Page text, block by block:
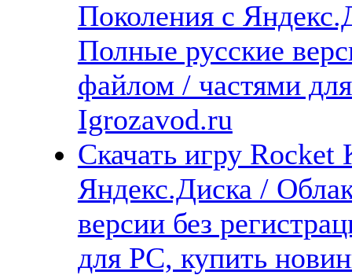
Поколения с
Полные русские
файлом / частями
Igrozavod.ru
Скачать игру
Яндекс.Диска /
версии без
для PC, купить